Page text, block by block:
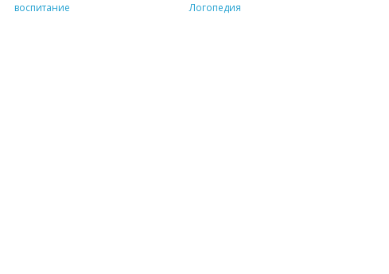
воспитание
Логопедия